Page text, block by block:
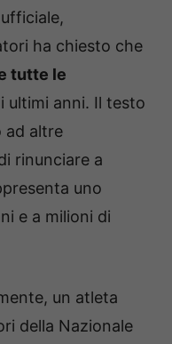
ha chiesto che
tutte le
ultimi anni. Il testo
ad altre
rinunciare a
uno
e a milioni di
un atleta
della Nazionale